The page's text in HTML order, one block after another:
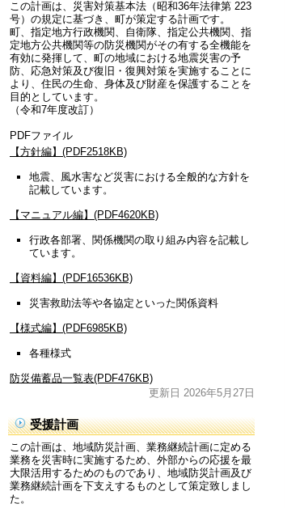
この計画は、災害対策基本法（昭和36年法律第 223
号）の規定に基づき、町が策定する計画です。
町、指定地方行政機関、自衛隊、指定公共機関、指
定地方公共機関等の防災機関がその有する全機能を
有効に発揮して、町の地域における地震災害の予
防、応急対策及び復旧・復興対策を実施することに
より、住民の生命、身体及び財産を保護することを
目的としています。
（令和7年度改訂）
PDFファイル
【方針編】(PDF2518KB)
地震、風水害など災害における全般的な方針を
記載しています。
【マニュアル編】(PDF4620KB)
行政各部署、関係機関の取り組み内容を記載し
ています。
【資料編】(PDF16536KB)
災害救助法等や各協定といった関係資料
【様式編】(PDF6985KB)
各種様式
防災備蓄品一覧表(PDF476KB)
更新日 2026年5月27日
受援計画
この計画は、地域防災計画、業務継続計画に定める
業務を災害時に実施するため、外部からの応援を最
大限活用するためのものであり、地域防災計画及び
業務継続計画を下支えするものとして策定致しまし
た。